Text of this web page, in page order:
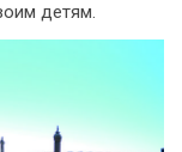
детям.